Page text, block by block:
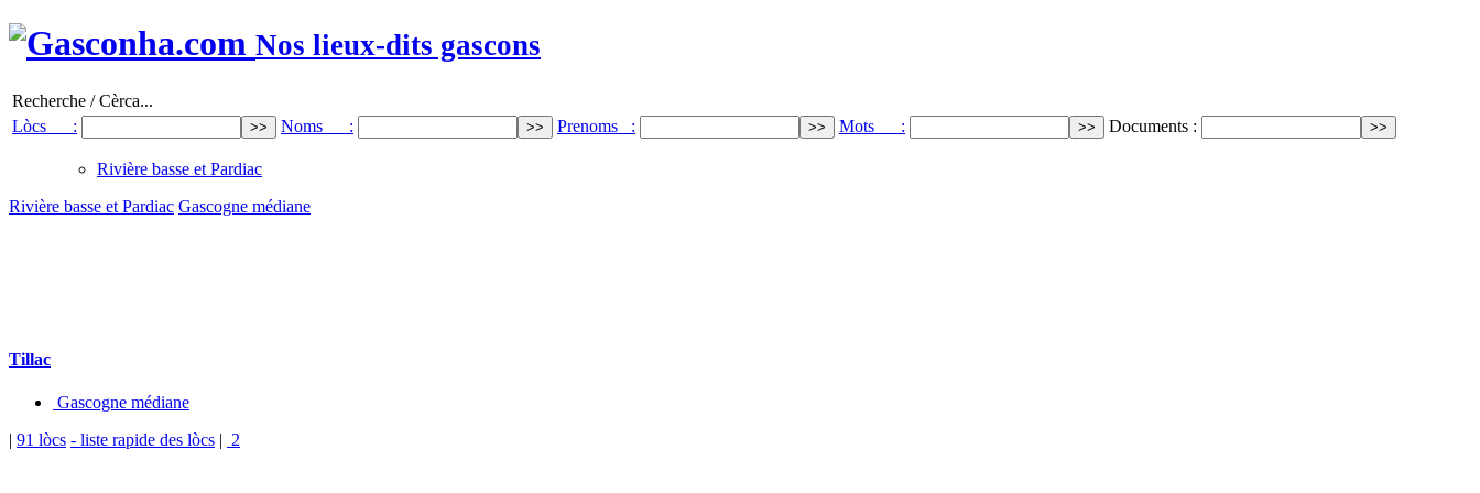
Nos lieux-dits gascons
Recherche / Cèrca...
Lòcs :
Noms : Prenoms : Mots : Documents :
Rivière basse et Pardiac
Rivière basse et Pardiac Gascogne médiane
Tillac
Gascogne médiane
| 91 lòcs - liste rapide des lòcs | 2